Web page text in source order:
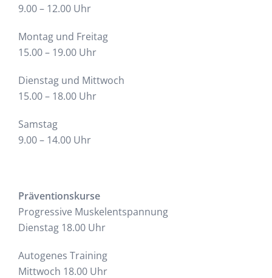
9.00 – 12.00 Uhr
Montag und Freitag
15.00 – 19.00 Uhr
Dienstag und Mittwoch
15.00 – 18.00 Uhr
Samstag
9.00 – 14.00 Uhr
Präventionskurse
Progressive Muskelentspannung
Dienstag 18.00 Uhr
Autogenes Training
Mittwoch 18.00 Uhr